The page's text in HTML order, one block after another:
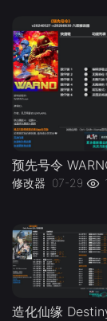
修改器 07-29